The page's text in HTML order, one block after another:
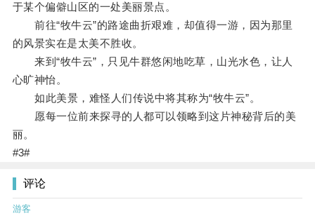
于某个偏僻山区的一处美丽景点。
前往“牧牛云”的路途曲折艰难，却值得一游，因为那里
的风景实在是太美不胜收。
来到“牧牛云”，只见牛群悠闲地吃草，山光水色，让人
心旷神怡。
如此美景，难怪人们传说中将其称为“牧牛云”。
愿每一位前来探寻的人都可以领略到这片神秘背后的美
丽。
#3#
评论
游客